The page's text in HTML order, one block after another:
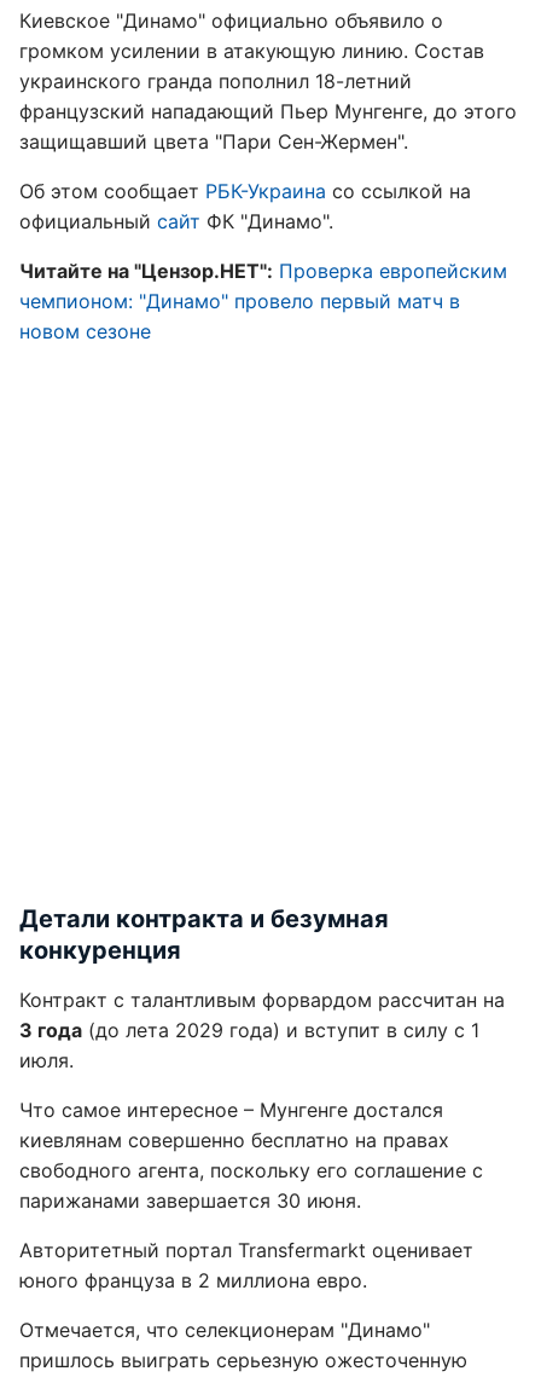
Киевское "Динамо" официально объявило о
громком усилении в атакующую линию. Состав
украинского гранда пополнил 18-летний
французский нападающий Пьер Мунгенге, до этого
защищавший цвета "Пари Сен-Жермен".
Об этом сообщает РБК-Украина со ссылкой на
официальный сайт ФК "Динамо".
Читайте на "Цензор.НЕТ": Проверка европейским
чемпионом: "Динамо" провело первый матч в
новом сезоне
Детали контракта и безумная
конкуренция
Контракт с талантливым форвардом рассчитан на
3 года (до лета 2029 года) и вступит в силу с 1
июля.
Что самое интересное – Мунгенге достался
киевлянам совершенно бесплатно на правах
свободного агента, поскольку его соглашение с
парижанами завершается 30 июня.
Авторитетный портал Transfermarkt оценивает
юного француза в 2 миллиона евро.
Отмечается, что селекционерам "Динамо"
пришлось выиграть серьезную ожесточенную